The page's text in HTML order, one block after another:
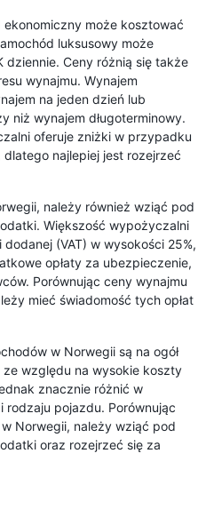
ekonomiczny może kosztować
luksusowy może
Ceny różnią się także
wynajmu. Wynajem
na jeden dzień lub
niż wynajem długoterminowy.
oferuje zniżki w przypadku
najlepiej jest rozejrzeć
należy również wziąć pod
Większość wypożyczalni
(VAT) w wysokości 25%,
opłaty za ubezpieczenie,
Porównując ceny wynajmu
mieć świadomość tych opłat
w Norwegii są na ogół
względu na wysokie koszty
znacznie różnić w
pojazdu. Porównując
Norwegii, należy wziąć pod
oraz rozejrzeć się za